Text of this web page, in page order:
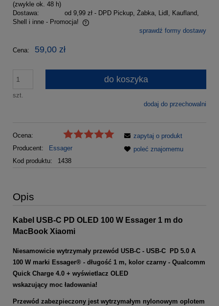
(zwykle ok. 48 h)
Dostawa:
od 9,99 zł - DPD Pickup, Żabka, Lidl, Kaufland,
Shell i inne - Promocja!
Cena nie zawiera ewentualnych kosztów płatnościsprawdź formy dostawy
Cena: 59,00 zł
szt.
do koszyka
dodaj do przechowalni
Ocena:
Producent:
Essager
Kod produktu:
1438
zapytaj o produkt
poleć znajomemu
Opis
Kabel USB-C PD OLED 100 W Essager 1 m do
MacBook Xiaomi
Niesamowicie wytrzymały przewód USB-C - USB-C PD 5.0 A
100 W marki Essager® - długość 1 m, kolor czarny - Qualcomm
Quick Charge 4.0 + wyświetlacz OLED
wskazujący moc ładowania!
Przewód zabezpieczony jest wytrzymałym nylonowym oplotem